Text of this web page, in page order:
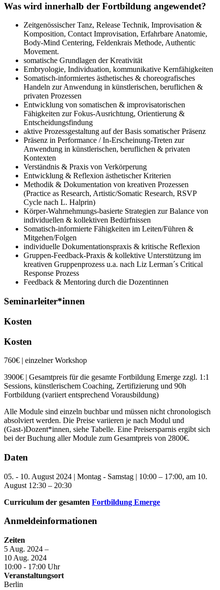
Was wird innerhalb der Fortbildung angewendet?
Zeitgenössischer Tanz, Release Technik, Improvisation &
Komposition, Contact Improvisation, Erfahrbare Anatomie,
Body-Mind Centering, Feldenkrais Methode, Authentic
Movement.
somatische Grundlagen der Kreativität
Embryologie, Individuation, kommunikative Kernfähigkeiten
Somatisch-informiertes ästhetisches & choreografisches
Handeln zur Anwendung in künstlerischen, beruflichen &
privaten Prozessen
Entwicklung von somatischen & improvisatorischen
Fähigkeiten zur Fokus-Ausrichtung, Orientierung &
Entscheidungsfindung
aktive Prozessgestaltung auf der Basis somatischer Präsenz
Präsenz in Performance / In-Erscheinung-Treten zur
Anwendung in künstlerischen, beruflichen & privaten
Kontexten
Verständnis & Praxis von Verkörperung
Entwicklung & Reflexion ästhetischer Kriterien
Methodik & Dokumentation von kreativen Prozessen
(Practice as Research, Artistic/Somatic Research, RSVP
Cycle nach L. Halprin)
Körper-Wahrnehmungs-basierte Strategien zur Balance von
individuellen & kollektiven Bedürfnissen
Somatisch-informierte Fähigkeiten im Leiten/Führen &
Mitgehen/Folgen
individuelle Dokumentationspraxis & kritische Reflexion
Gruppen-Feedback-Praxis & kollektive Unterstützung im
kreativen Gruppenprozess u.a. nach Liz Lerman´s Critical
Response Prozess
Feedback & Mentoring durch die Dozentinnen
Seminarleiter*innen
Kosten
Kosten
760€ | einzelner Workshop
3900€ | Gesamtpreis für die gesamte Fortbildung Emerge zzgl. 1:1
Sessions, künstlerischem Coaching, Zertifizierung und 90h
Fortbildung (variiert entsprechend Vorausbildung)
Alle Module sind einzeln buchbar und müssen nicht chronologisch
absolviert werden. Die Preise variieren je nach Modul und
(Gast-)Dozent*innen, siehe Tabelle. Eine Preisersparnis ergibt sich
bei der Buchung aller Module zum Gesamtpreis von 2800€.
Daten
05. - 10. August 2024 | Montag - Samstag | 10:00 – 17:00, am 10.
August 12:30 – 20:30
Curriculum der gesamten Fortbildung Emerge
Anmeldeinformationen
Zeiten
5 Aug. 2024 –
10 Aug. 2024
10:00 - 17:00 Uhr
Veranstaltungsort
Berlin